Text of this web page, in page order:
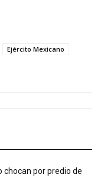
Ejército Mexicano
chocan por predio de